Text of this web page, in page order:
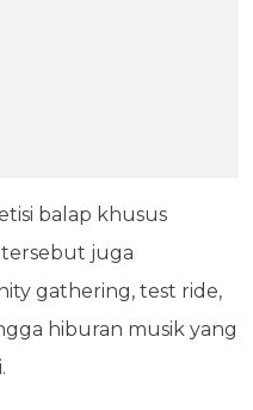
balap khusus
tersebut juga
gathering, test ride,
hiburan musik yang